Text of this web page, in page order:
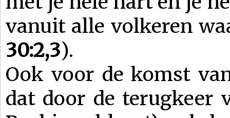
vanuit alle volkeren
30:2,3).
Ook voor de komst
dat door de terugkeer